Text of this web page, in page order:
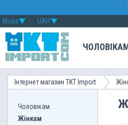
UAH
Мова
Інтернет магазин TKT Import
Чоловікам
Жінкам